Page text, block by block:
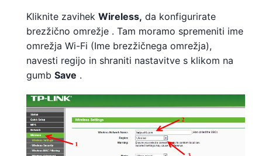
Kliknite zavihek Wireless, da konfigurirate
brezžično omrežje . Tam moramo spremeniti ime
omrežja Wi-Fi (Ime brezžičnega omrežja),
navesti regijo in shraniti nastavitve s klikom na
gumb Save .